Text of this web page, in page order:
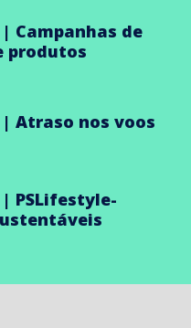
| Campanhas de
produtos
| Atraso nos voos
| PSLifestyle-